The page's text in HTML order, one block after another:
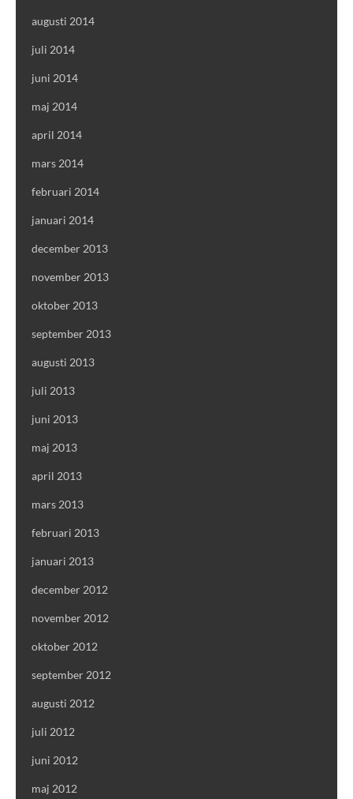
augusti 2014
juli 2014
juni 2014
maj 2014
april 2014
mars 2014
februari 2014
januari 2014
december 2013
november 2013
oktober 2013
september 2013
augusti 2013
juli 2013
juni 2013
maj 2013
april 2013
mars 2013
februari 2013
januari 2013
december 2012
november 2012
oktober 2012
september 2012
augusti 2012
juli 2012
juni 2012
maj 2012